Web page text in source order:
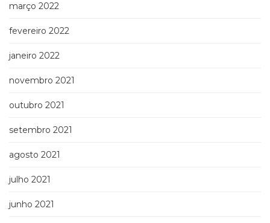
março 2022
fevereiro 2022
janeiro 2022
novembro 2021
outubro 2021
setembro 2021
agosto 2021
julho 2021
junho 2021